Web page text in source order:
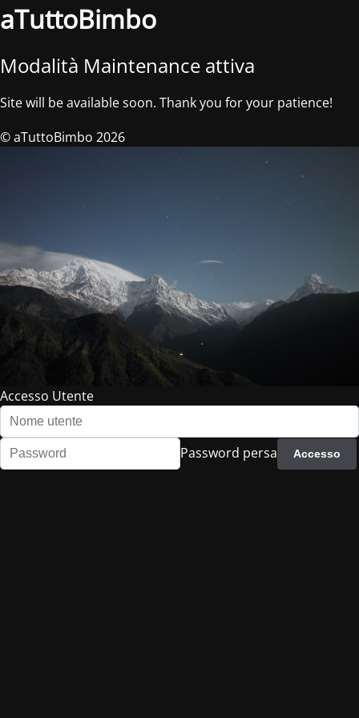
aTuttoBimbo
Modalità Maintenance attiva
Site will be available soon. Thank you for your patience!
© aTuttoBimbo 2026
Accesso Utente
Password persa